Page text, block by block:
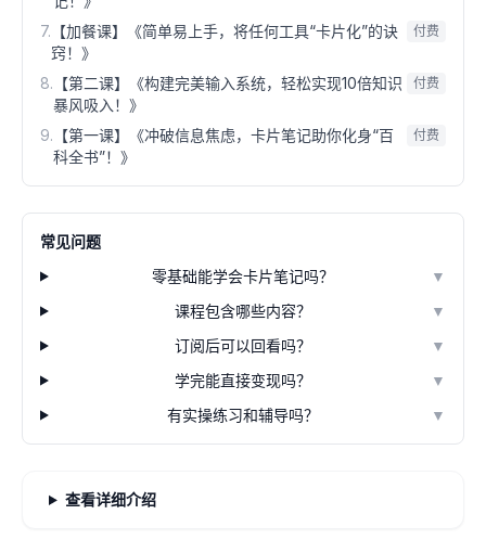
7. 【加餐课】《简单易上手，将任何工具“卡片化”的诀
窍！》
付费
8. 【第二课】《构建完美输入系统，轻松实现10倍知识
暴风吸入！》
付费
9. 【第一课】《冲破信息焦虑，卡片笔记助你化身“百
科全书”！》
付费
常见问题
零基础能学会卡片笔记吗？
▼
课程包含哪些内容？
▼
订阅后可以回看吗？
▼
学完能直接变现吗？
▼
有实操练习和辅导吗？
▼
查看详细介绍